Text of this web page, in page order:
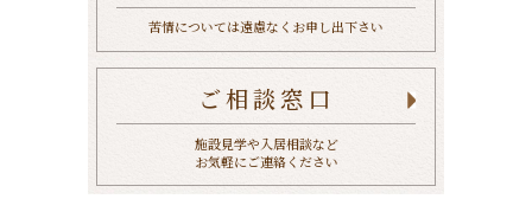
苦情については遠慮なくお申し出下さい
ご相談窓口
施設見学や入居相談など
お気軽にご連絡ください